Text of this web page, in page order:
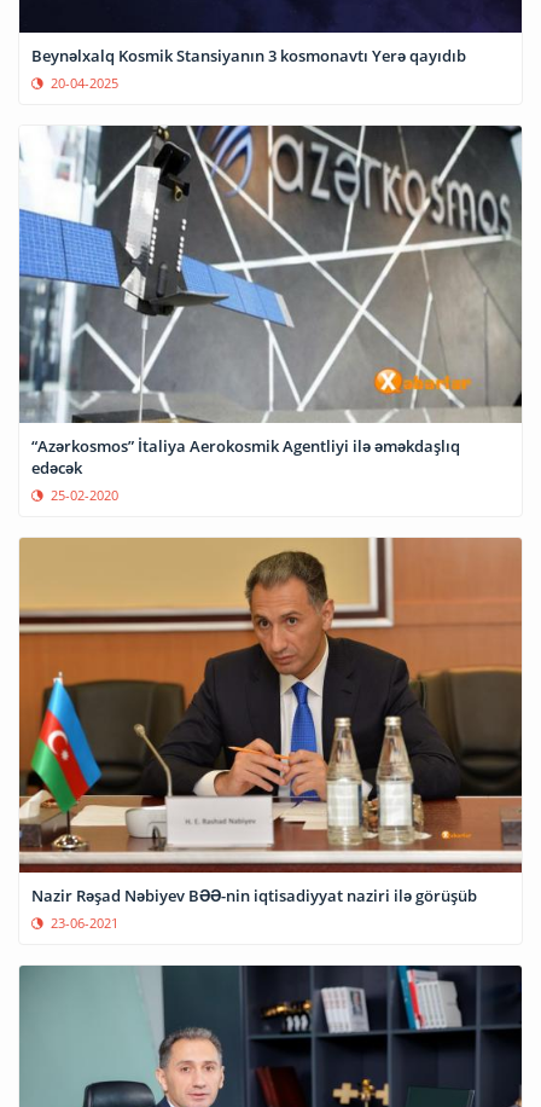
Beynəlxalq Kosmik Stansiyanın 3 kosmonavtı Yerə qayıdıb
20-04-2025
“Azərkosmos” İtaliya Aerokosmik Agentliyi ilə əməkdaşlıq
edəcək
25-02-2020
Nazir Rəşad Nəbiyev BƏƏ-nin iqtisadiyyat naziri ilə görüşüb
23-06-2021